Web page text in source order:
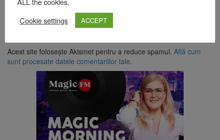
Acest site folosește Akismet pentru a reduce spamul. Află cum
sunt procesate datele comentariilor tale.
Cookie settings
ACCEPT